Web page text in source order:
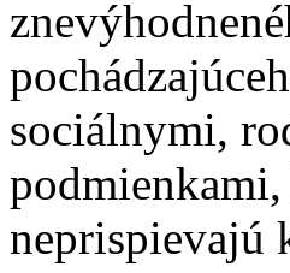
sociálnymi,
neprispievajú